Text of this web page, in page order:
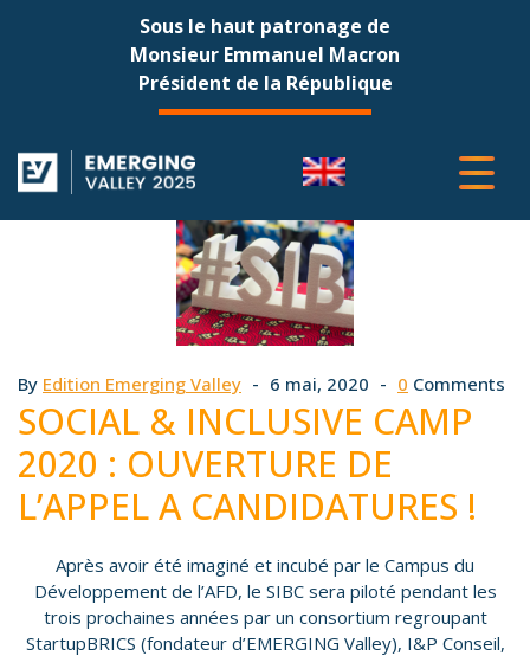
Sous le haut patronage de
Monsieur Emmanuel Macron
Président de la République
By Edition Emerging Valley 6 mai, 2020 0 Comments
SOCIAL & INCLUSIVE CAMP
2020 : OUVERTURE DE
L’APPEL A CANDIDATURES !
Après avoir été imaginé et incubé par le Campus du
Développement de l’AFD, le SIBC sera piloté pendant les
trois prochaines années par un consortium regroupant
StartupBRICS (fondateur d’EMERGING Valley), I&P Conseil,